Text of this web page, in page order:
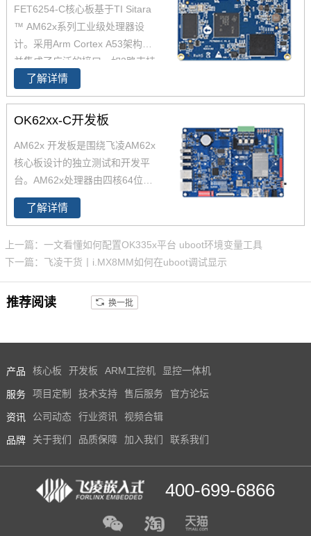
FET6254-C核心板基于TI Sitara
™ AM62x系列工业级处理器设
计。采用Arm Cortex A53架构，
并集成了广泛的接口，如2路支持
TSN的千兆以太网、USB 2.0CA
N-FD，AM6254核心板兼容AM6
2x全系列处理器，提供单核、双
容，飞凌嵌入式已经适配AM625
4 AM6231 AM6232三款芯片为
您带来灵活的成本组合方案，AM
62x可应用于广泛的工业环境，
如人机界面(HMI)、工业计算机、
控制单元(TCU)、医疗设备等。
了解详情
OK62xx-C开发板
AM62x 开发板是围绕飞凌AM62x
核心板设计的独立测试和开发平
台。AM62x处理器由四核64位Ar
m -Cortex -A53微处理器 和Cort
ex-M4F组成。AM62x开发板整
进行严苛的环境温度测试、压力
测试、长期稳定性运行测试，使
AM62x可在各种严苛环境稳定运
行
了解详情
上一篇：一文看懂如何配置OK335x平台 uboot环境变量工具
下一篇：飞凌干货丨i.MX8MM如何在uboot调试显示
推荐阅读 换一批
产品 核心板 开发板 ARM工控机 显控一体机
服务 项目定制 技术支持 售后服务 官方论坛
资讯 公司动态 行业资讯 视频合辑
品牌 关于我们 品质保障 加入我们 联系我们
400-699-6866